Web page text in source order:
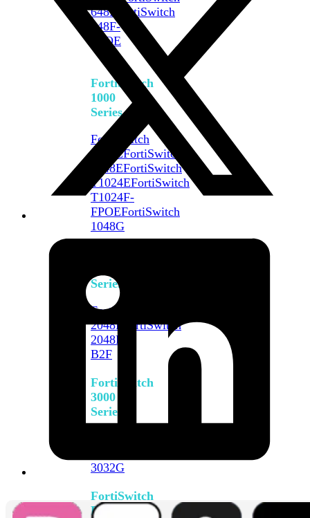
648F
FortiSwitch
648F-
FPOE
FortiSwitch
1000
Series
FortiSwitch
1024EFortiSwitch
1048EFortiSwitch
T1024EFortiSwitch
T1024F-
FPOEFortiSwitch
1048G
Series
FortiSwitch
2048F
FortiSwitch
2048F-
B2F
FortiSwitch
3000
Series
3032G
FortiSwitch
Ruggedized